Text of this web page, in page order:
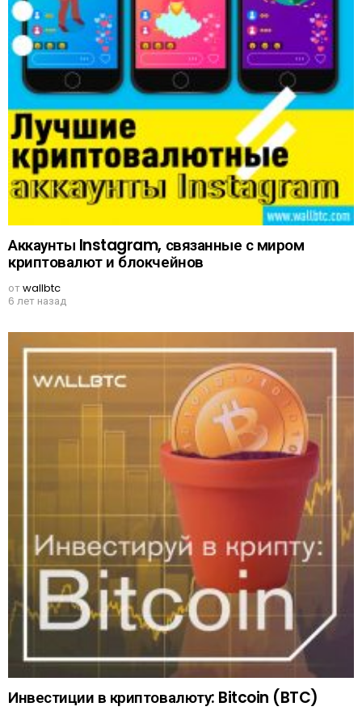
Аккаунты Instagram, связанные с миром
криптовалют и блокчейнов
отwallbtc
6 лет назад
Инвестиции в криптовалюту: Bitcoin (BTC)